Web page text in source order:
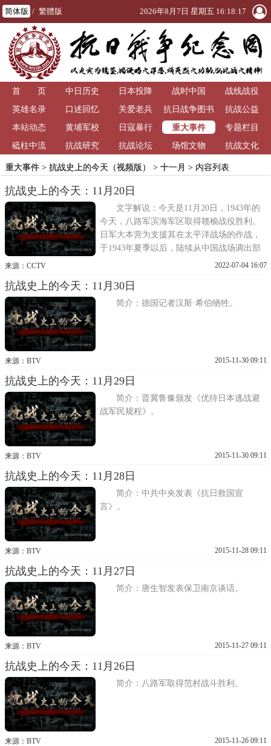
简体版 / 繁體版 2026年8月7日 星期五 16:18:18
首 页 中日历史 日本投降 战时中国
战线战役
英雄名录
口述回忆 关爱老兵
抗日战争图书
馆
抗战公益
本站动态
黄埔军校 日寇暴行 重大事件
专题栏目
砥柱中流
抗战研究 抗战论坛 场馆文物 抗战文化
重大事件> 抗战史上的今天（视频版） > 十一月 > 内容列表
抗战史上的今天：11月20日
文字解说：今天是11月20日，1943年的
今天，八路军滨海军区取得赣榆战役胜利。
日军大本营为支援其在太平洋战场的作战，
于1943年夏季以后，陆续从中国战场调出部
分兵力，使得其在中国侵占区内的兵力相对
沉重打击，日军在华北战场逐渐失去主动
权，而力量正处于上升阶段的八路军在某些
来源：CCTV 2022-07-04 16:07
抗战史上的今天：11月30日
简介：德国记者汉斯·希伯牺牲。
来源：BTV 2015-11-30 09:11
抗战史上的今天：11月29日
简介：晋冀鲁豫颁发《优待日本逃战避
战军民规程》。
来源：BTV 2015-11-30 09:11
抗战史上的今天：11月28日
简介：中共中央发表《抗日救国宣
言》。
来源：BTV 2015-11-28 09:11
抗战史上的今天：11月27日
简介：唐生智发表保卫南京谈话。
来源：BTV 2015-11-27 09:11
抗战史上的今天：11月26日
简介：八路军取得范村战斗胜利。
来源：BTV 2015-11-26 09:11